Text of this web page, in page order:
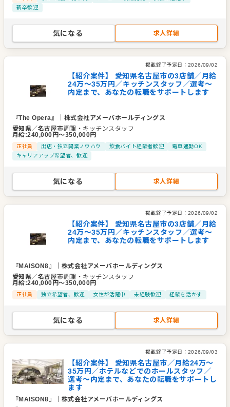
新卒歓迎
気になる 求人詳細
掲載終了予定日： 2026/09/02
【紹介案件】 愛知県名古屋市の3店舗／月給
24万～35万円／キッチンスタッフ／選考～
内定まで、あなたの転職をサポートします
『The Opera』
株式会社アメーバホールディングス
愛知県／名古屋市調理・キッチンスタッフ
月給:240,000 円〜350,000円
正社員 出店・独立開業ノウハウ 飲食バイト経験者歓迎
電車通勤OK
キャリアアップ希望者、歓迎
気になる 求人詳細
掲載終了予定日： 2026/09/02
【紹介案件】 愛知県名古屋市の3店舗／月給
24万～35万円／キッチンスタッフ／選考～
内定まで、あなたの転職をサポートします
『MAISON8』
株式会社アメーバホールディングス
愛知県／名古屋市調理・キッチンスタッフ
月給:240,000 円〜350,000円
正社員 独立希望者、歓迎 女性が活躍中 未経験歓迎 経験を活かす
気になる 求人詳細
掲載終了予定日： 2026/09/03
【紹介案件】 愛知県名古屋市／月給24万～
35万円／ホテルなどでのホールスタッフ／
選考～内定まで、あなたの転職をサポートし
ます
『MAISON8』
株式会社アメーバホールディングス